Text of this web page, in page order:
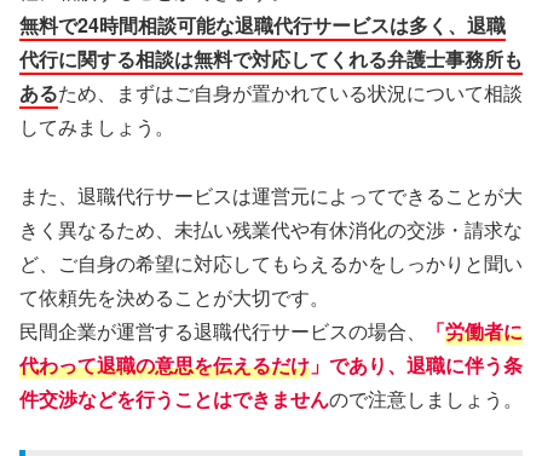
無料で24時間相談可能な退職代行サービスは多く、退職
代行に関する相談は無料で対応してくれる弁護士事務所も
あるため、まずはご自身が置かれている状況について相談
してみましょう。
また、退職代行サービスは運営元によってできることが大
きく異なるため、未払い残業代や有休消化の交渉・請求な
ど、ご自身の希望に対応してもらえるかをしっかりと聞い
て依頼先を決めることが大切です。
民間企業が運営する退職代行サービスの場合、
「労働者に
代わって退職の意思を伝えるだけ 」であり、退職に伴う条
件交渉などを行うことはできませんので注意しましょう。